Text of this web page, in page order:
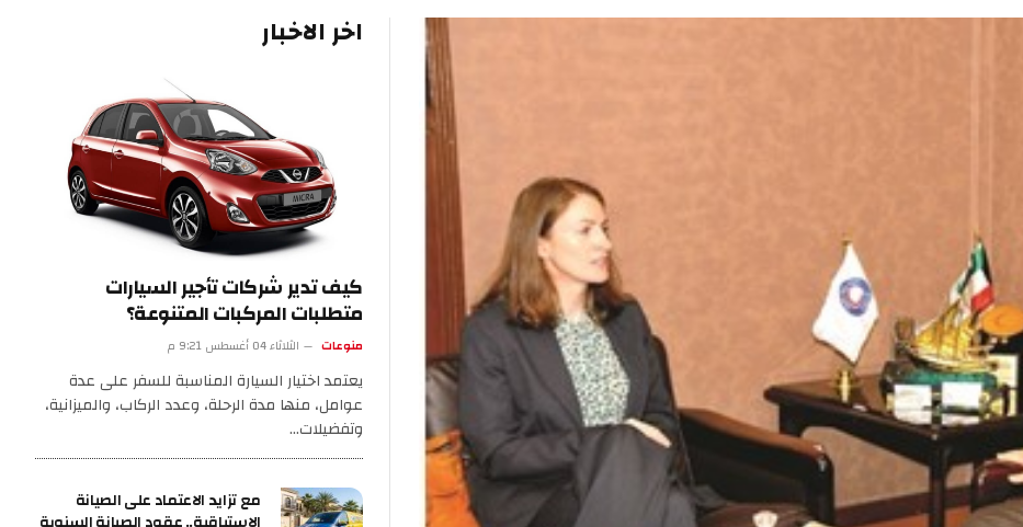
اخر الاخبار
كيف تدير شركات تأجير السيارات
متطلبات المركبات المتنوعة؟
منوعات الثلاثاء 04 أغسطس 9:21 م
يعتمد اختيار السيارة المناسبة للسفر على عدة
عوامل، منها مدة الرحلة، وعدد الركاب، والميزانية،
وتفضيلات…
مع تزايد الاعتماد على الصيانة